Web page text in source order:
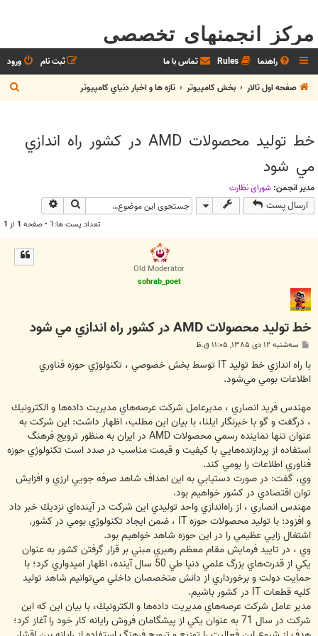
مرکز انجمنهای تخصصی
راهنما Rules تماس با ما ورود
ثبت نام
صفحه اول تالار
بخش كامپيوتر تازه ها و اخبار دنياي کامپيوتر
س
خط توليد محصولات AMD در كشور راه اندازي
مي شود
مدیر انجمن: شوراي نظارت
ارسال پست جستجو
تعداد پست ها:1 • صفحه 1 از 1
Old Moderator
sohrab_poet
خط توليد محصولات AMD در كشور راه اندازي مي شود
ت
سه‌شنبه ۱۲ دی ۱۳۸۵, ۱۱:۰۵ ق.ظ
با راه اندازي خط توليد IT توسط بخش خصوصي ، تكنولوژي حوزه فناوري
اطلاعات بومي مي‌‏شود.
مهندس فريد انصاري ، مديرعامل شركت عرصه‌‏هاي مديريت داده‌‏ها و الكترونيك
، درگفت و گو با خبرنگار ايلنا، با بيان اين مطلب، اظهار داشت: اين شركت به
عنوان تنها نماينده رسمي محصولات AMD در ايران به منظور ترويج فرهنگ
استفاده از پردازنده‌‏هايي با كيفيت و قيمت مناسب در صدد است تكنولوژي حوزه
فناوري اطلاعات را بومي كند.
وي، گفت: در صورت دستيابي به اين اهداف شاهد صرفه جويي ارزي و افزايش
توان اقتصادي در كشور خواهيم بود.
مهندس انصاري ، از راه‌‏اندازي واحد توليدي اين شركت در آينده‌‏اي نزديك خبر داد
و افزود: با توليد محصولات حوزه IT ، ضمن ايجاد تكنولوژي بومي در كشور,
اشتغال زايي عظيمي را در اين حوزه شاهد خواهيم بود.
وي ، در تاييد فرمايش مقام معظم رهبري مبني بر قرار گرفتن كشور به عنوان
يكي از قدرت‌‏هاي بزرگ علمي دنيا طي 50 سال آينده، اظهار اميدواري كرد؛ با
حمايت دولت و برخورداري از دانش متخصصان داخلي مي‌‏توانيم شاهد توليد
كليه قطعات IT در كشور باشيم.
مدير عامل شركت عرصه‌‏هاي مديريت داده‌‏ها و الكترونيك، با بيان اين كه اين
شركت در سال 71 به عنوان يكي از پيشگامان فروش رايانه كار خود را آغاز كرد؛